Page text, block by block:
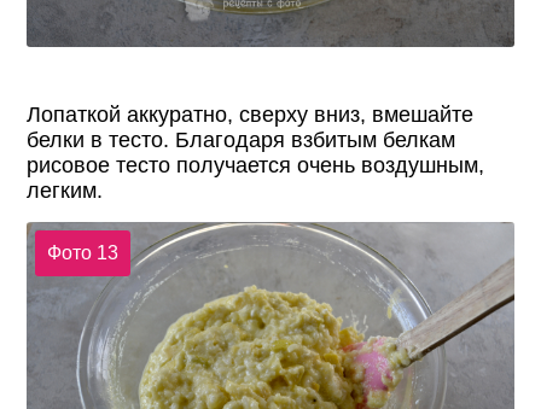
Лопаткой аккуратно, сверху вниз, вмешайте
белки в тесто. Благодаря взбитым белкам
рисовое тесто получается очень воздушным,
легким.
Фото 13